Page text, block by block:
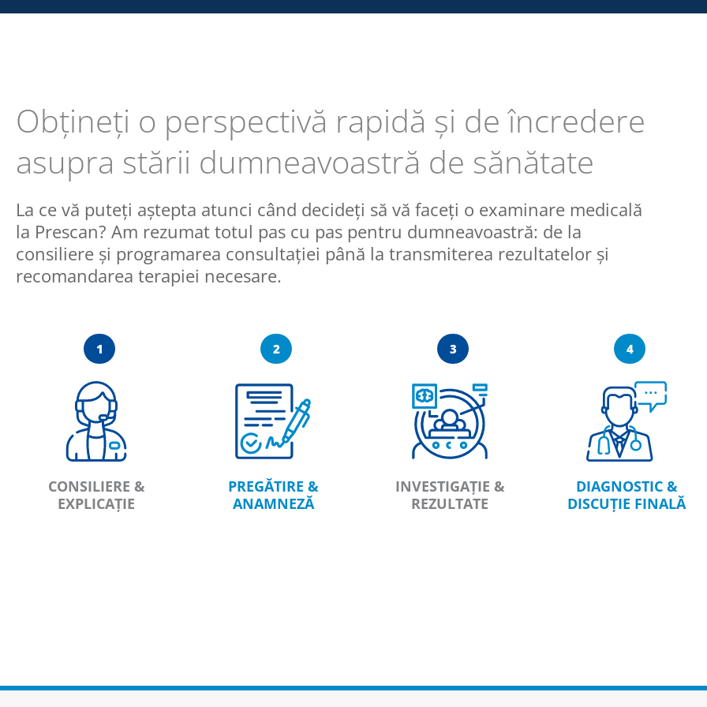
Obțineți o perspectivă rapidă și de încredere
asupra stării dumneavoastră de sănătate
La ce vă puteți aștepta atunci când decideți să vă faceți o examinare medicală
la Prescan? Am rezumat totul pas cu pas pentru dumneavoastră: de la
consiliere și programarea consultației până la transmiterea rezultatelor și
recomandarea terapiei necesare.
1
CONSILIERE &
EXPLICAȚIE
2
PREGĂTIRE &
ANAMNEZĂ
3
INVESTIGAȚIE &
REZULTATE
4
DIAGNOSTIC &
DISCUȚIE FINALĂ